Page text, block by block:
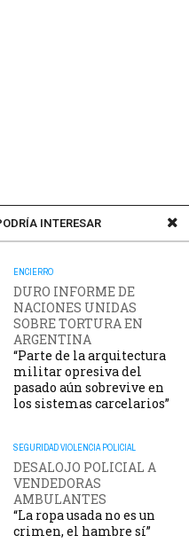
INTERESAR
ENCIERRO
DURO INFORME DE
NACIONES UNIDAS
SOBRE TORTURA EN
ARGENTINA
“Parte de la arquitectura
militar opresiva del
pasado aún sobrevive en
los sistemas carcelarios”
SEGURIDADVIOLENCIA POLICIAL
DESALOJO POLICIAL A
VENDEDORAS
AMBULANTES
“La ropa usada no es un
crimen, el hambre sí”